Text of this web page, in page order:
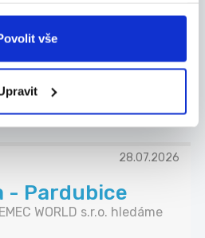
vše
28.07.2026
- Pardubice
WORLD s.r.o. hledáme